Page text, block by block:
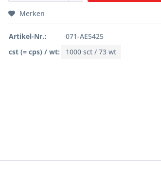
Merken
Artikel-Nr.:
071-AE5425
cst (= cps) / wt:
1000 sct / 73 wt